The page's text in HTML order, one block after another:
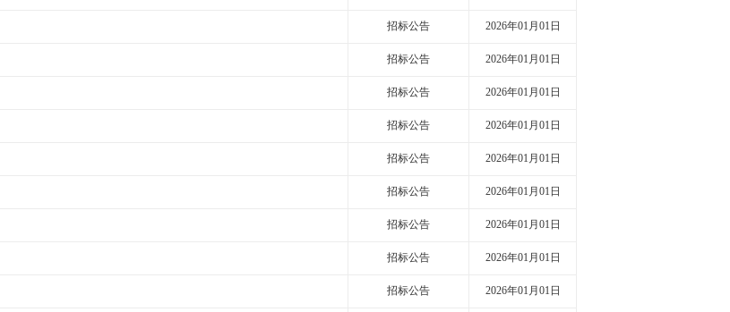
招标公告 2026年01月01日
招标公告 2026年01月01日
招标公告 2026年01月01日
招标公告 2026年01月01日
招标公告 2026年01月01日
招标公告 2026年01月01日
招标公告 2026年01月01日
招标公告 2026年01月01日
招标公告 2026年01月01日